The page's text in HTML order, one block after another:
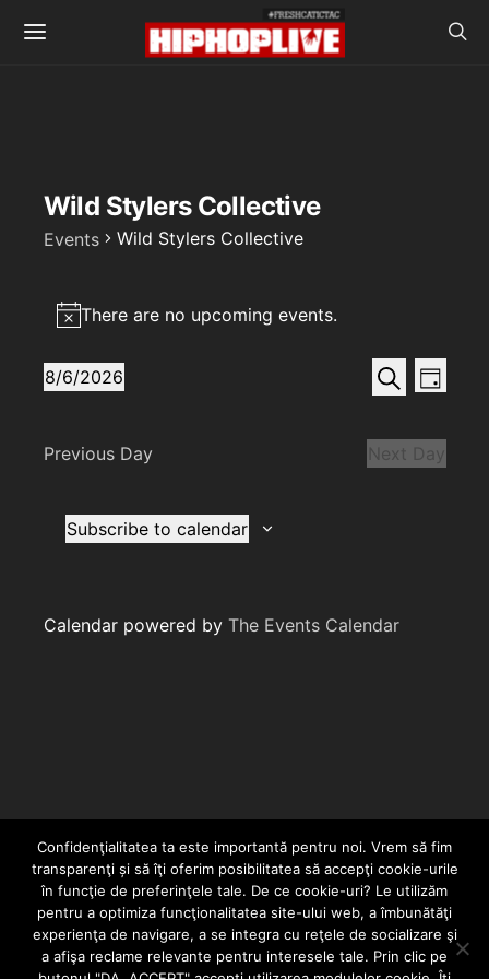
Wild Stylers Collective
Events Wild Stylers Collective
Events
for
August
2026
Notice
There are no upcoming events.
Events
and
Search
Day
8/6/2026
Previous Day Next Day
Subscribe to calendar
Calendar powered by The Events Calendar
HOME CONTACT POLITICĂ DE CONFIDENȚIALITATE
Confidenţialitatea ta este importantă pentru noi. Vrem să fim
transparenţi și să îţi oferim posibilitatea să accepţi cookie-urile
în funcţie de preferinţele tale. De ce cookie-uri? Le utilizăm
pentru a optimiza funcţionalitatea site-ului web, a îmbunătăţi
experienţa de navigare, a se integra cu reţele de socializare şi
a afişa reclame relevante pentru interesele tale. Prin clic pe